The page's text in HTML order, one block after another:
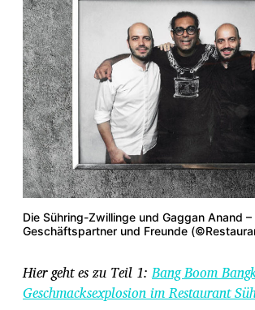
Die Sühring-Zwillinge und Gaggan Anand –
Geschäftspartner und Freunde
Hier geht es zu Teil 1:Bang Boom
Geschmacksexplosion im Restaurant